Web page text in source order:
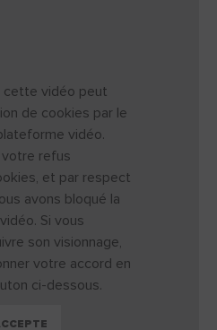
cette vidéo peut
de cookies par le
vidéo.
refus
et par respect
avons bloqué la
Si vous
son visionnage,
votre accord en
ci-dessous.